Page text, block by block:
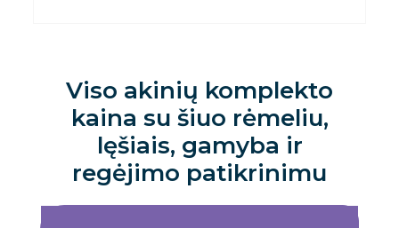
Viso akinių komplekto
kaina su šiuo rėmeliu,
lęšiais, gamyba ir
regėjimo patikrinimu